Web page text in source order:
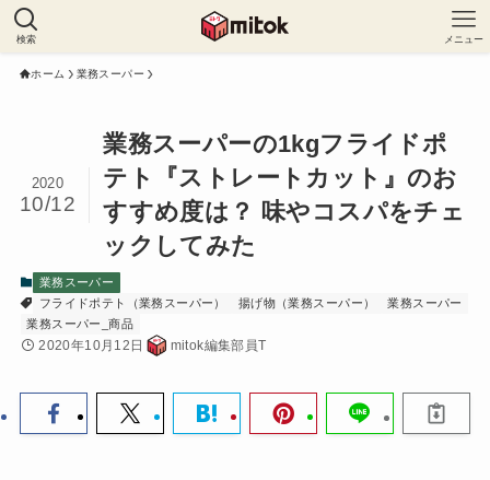
検索 メニュー
ホーム 業務スーパー
業務スーパーの1kgフライドポ
テト『ストレートカット』のお
すすめ度は？ 味やコスパをチェ
ックしてみた
2020
10/12
業務スーパー
フライドポテト（業務スーパー）
揚げ物（業務スーパー）
業務スーパー
業務スーパー_商品
2020年10月12日 mitok編集部員T